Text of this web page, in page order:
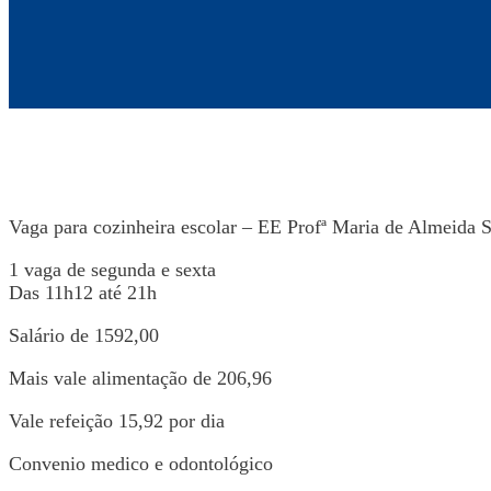
Vaga para cozinheira escolar – EE Profª Maria de Almeida
1 vaga de segunda e sexta
Das 11h12 até 21h
Salário de 1592,00
Mais vale alimentação de 206,96
Vale refeição 15,92 por dia
Convenio medico e odontológico